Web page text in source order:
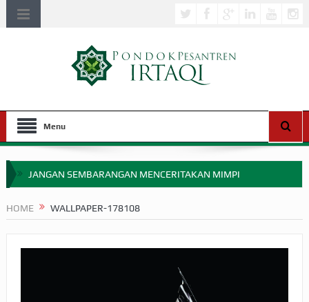
Menu
JANGAN SEMBARANGAN MENCERITAKAN MIMPI
HOME WALLPAPER-178108